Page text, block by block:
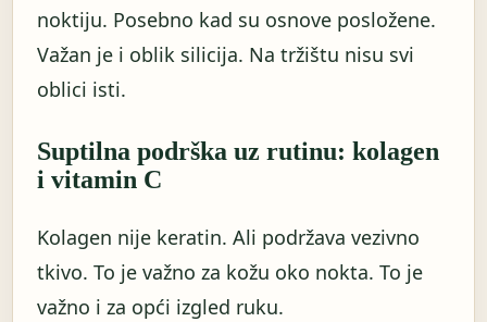
noktiju. Posebno kad su osnove posložene.
Važan je i oblik silicija. Na tržištu nisu svi
oblici isti.
Suptilna podrška uz rutinu: kolagen
i vitamin C
Kolagen nije keratin. Ali podržava vezivno
tkivo. To je važno za kožu oko nokta. To je
važno i za opći izgled ruku.